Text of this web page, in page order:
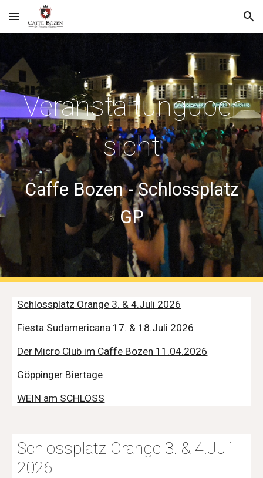
Skip to main content Skip to navigation
Veranstaltungüber
sicht
Caffe Bozen - Schlossplatz
GP
Schlossplatz Orange 3. & 4.Juli 2026
Fiesta Sudamericana 17. & 18.Juli 2026
Der Micro Club im Caffe Bozen 11.04.2026
Göppinger Biertage
WEIN am SCHLOSS
Schlossplatz Orange 3. & 4.Juli
2026